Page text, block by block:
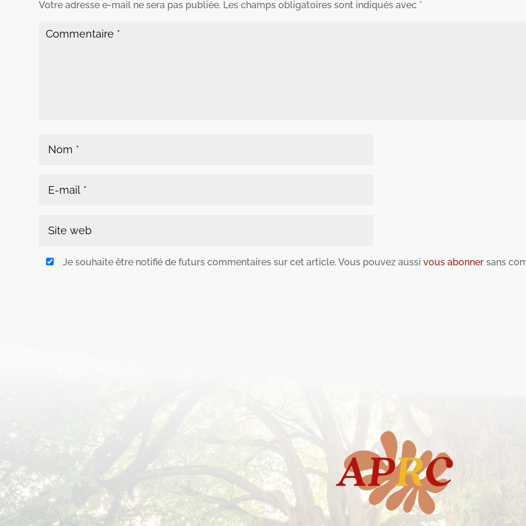
Votre adresse e-mail ne sera pas publiée. Les champs obligatoires sont indiqués avec *
Je souhaite être notifié de futurs commentaires sur cet article. Vous pouvez aussi vous abonnersans